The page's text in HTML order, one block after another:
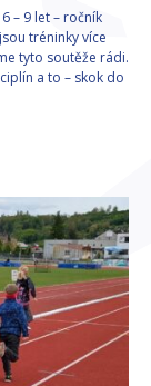
– 9 let – ročník
tréninky více
tyto soutěže rádi.
a to – skok do